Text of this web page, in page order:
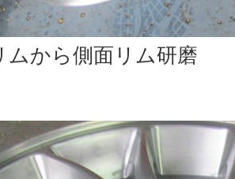
ムから側面リム研磨